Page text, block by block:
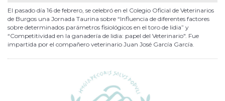
El pasado día 16 de febrero, se celebró en el Colegio Oficial de Veterinarios
de Burgos una Jornada Taurina sobre “Influencia de diferentes factores
sobre determinados parámetros fisiológicos en el toro de lidia” y
“Competitividad en la ganadería de lidia: papel del Veterinario". Fue
impartida por el compañero veterinario Juan José García García.